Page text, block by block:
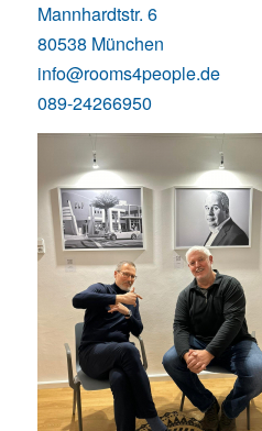
Mannhardtstr. 6
80538 München
info@rooms4people.de
089-24266950